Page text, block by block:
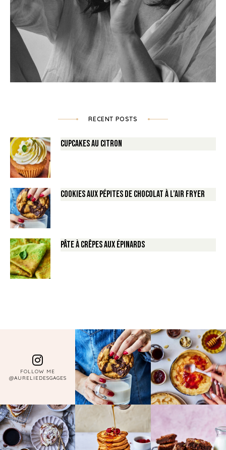
RECENT POSTS
Cupcakes au Citron
Cookies aux pépites de Chocolat à l’air fryer
Pâte à crêpes aux épinards
FOLLOW ME
@AURELIEDESGAGES